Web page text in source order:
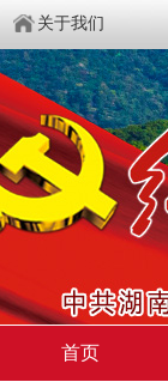
关于我们
首页